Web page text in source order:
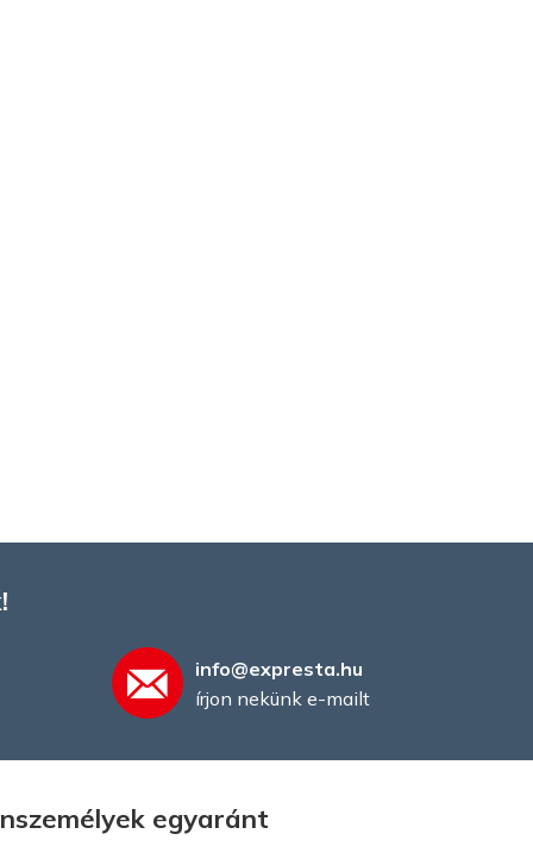
info@expresta.hu
írjon nekünk e-mailt
egyaránt